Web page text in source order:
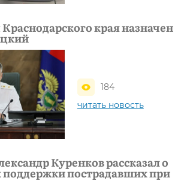
края назначен
184
читать новость
Куренков рассказал о
пострадавших при